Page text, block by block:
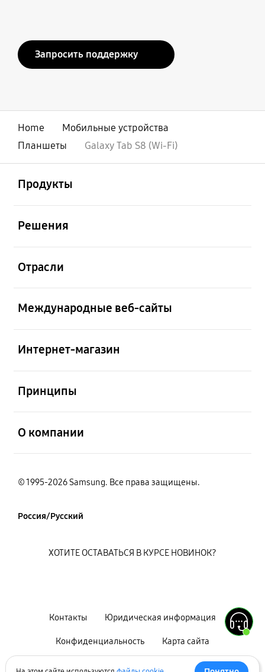
Запросить поддержку
Home
Мобильные устройства
Планшеты
Galaxy Tab S8 (Wi-Fi)
Продукты
Решения
Отрасли
Международные веб-сайты
Интернет-магазин
Принципы
О компании
© 1995-2026 Samsung. Все права защищены.
Россия/Русский
Контакты Юридическая информация
Конфиденциальность Карта сайта
ХОТИТЕ ОСТАВАТЬСЯ В КУРСЕ НОВИНОК?